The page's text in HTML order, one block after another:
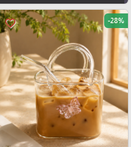
favorite_border -28%